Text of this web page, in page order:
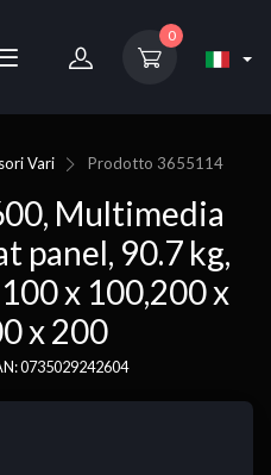
0
Vari Prodotto 3655114
Multimedia
panel, 90.7 kg,
x 100,200 x
x 200
0735029242604